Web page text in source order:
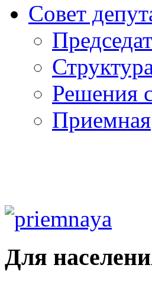
Совет
Решения
Приемная
Для